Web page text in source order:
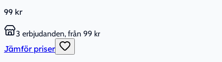
99 kr
3 erbjudanden, från 99 kr
Jämför priser